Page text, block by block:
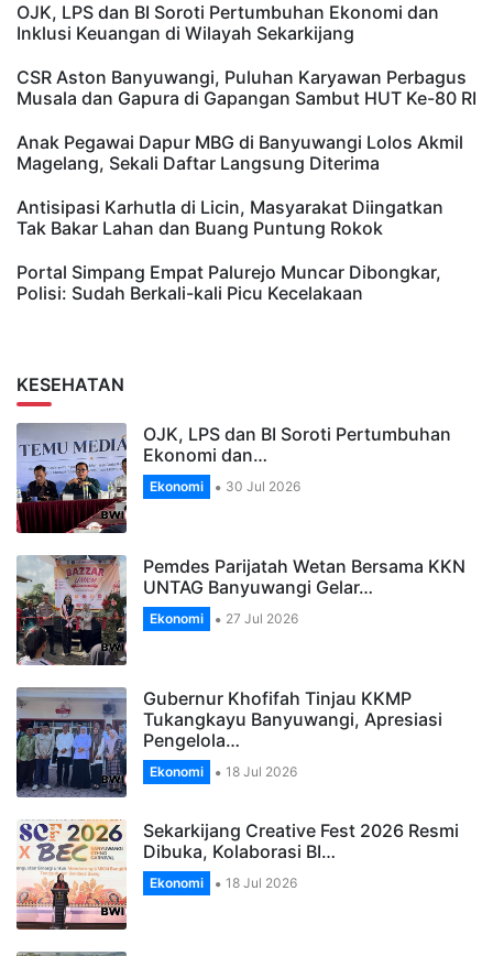
OJK, LPS dan BI Soroti Pertumbuhan Ekonomi dan
Inklusi Keuangan di Wilayah Sekarkijang
CSR Aston Banyuwangi, Puluhan Karyawan Perbagus
Musala dan Gapura di Gapangan Sambut HUT Ke-80 RI
Anak Pegawai Dapur MBG di Banyuwangi Lolos Akmil
Magelang, Sekali Daftar Langsung Diterima
Antisipasi Karhutla di Licin, Masyarakat Diingatkan
Tak Bakar Lahan dan Buang Puntung Rokok
Portal Simpang Empat Palurejo Muncar Dibongkar,
Polisi: Sudah Berkali-kali Picu Kecelakaan
KESEHATAN
OJK, LPS dan BI Soroti Pertumbuhan
Ekonomi dan…
Ekonomi 30 Jul 2026
Pemdes Parijatah Wetan Bersama KKN
UNTAG Banyuwangi Gelar…
Ekonomi 27 Jul 2026
Gubernur Khofifah Tinjau KKMP
Tukangkayu Banyuwangi, Apresiasi
Pengelola…
Ekonomi 18 Jul 2026
Sekarkijang Creative Fest 2026 Resmi
Dibuka, Kolaborasi BI…
Ekonomi 18 Jul 2026